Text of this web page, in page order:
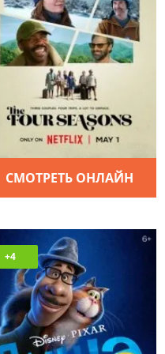
СМОТРЕТЬ ОНЛАЙН
+4
5 1